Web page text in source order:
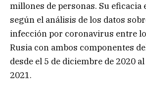
millones de personas. Su eficacia
según el análisis de los datos
infección por coronavirus entre
Rusia con ambos componentes
desde el 5 de diciembre de 2020
2021.